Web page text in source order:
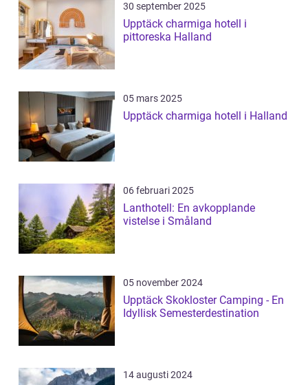
30 september 2025
Upptäck charmiga hotell i
pittoreska Halland
05 mars 2025
Upptäck charmiga hotell i Halland
06 februari 2025
Lanthotell: En avkopplande
vistelse i Småland
05 november 2024
Upptäck Skokloster Camping - En
Idyllisk Semesterdestination
14 augusti 2024